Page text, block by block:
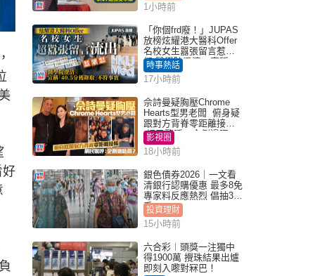
好
1小時前
「你個frd廢！」JUPAS
放榜炫耀港大醫科Offer
名校女生囂張留言惹眾
怒 醫學院澄清：宣稱
「40.5分獲錄取」不符事
實｜Juicy叮
時事熱話
17小時前
佘詩曼疑胸壓Chrome
Hearts型男老闆 俯身疑
跟對方背脊零距離接觸
網民驚呼：企側邊唔
得？
影視圈
18小時前
銀色債券2026｜一文看
清銀行認購優惠 最多8免
專家料反應熱烈 倡抽30
手
投資理財
15小時前
六合彩︱頭獎一注獨中
得1900萬 攪珠結果出爐
即刻入嚟對冧巴！